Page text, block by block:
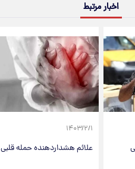
اخبار مرتبط
۱۴۰۳/۲/۱
علائم هشداردهنده حمله قلبی